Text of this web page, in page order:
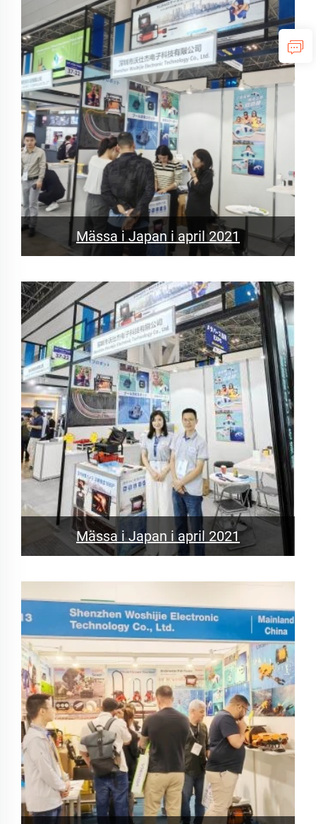
Mässa i Japan i april 2021
Mässa i Japan i april 2021